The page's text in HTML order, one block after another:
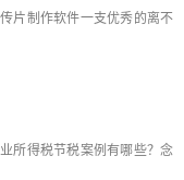
片制作软件一支优秀的离不
所得税节税案例有哪些？念